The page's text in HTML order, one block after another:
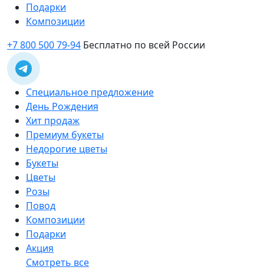
Подарки
Композиции
+7 800 500 79-94 Бесплатно по всей России
Специальное предложение
День Рождения
Хит продаж
Премиум букеты
Недорогие цветы
Букеты
Цветы
Розы
Повод
Композиции
Подарки
Акция
Смотреть все